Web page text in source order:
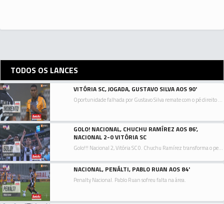
TODOS OS LANCES
VITÓRIA SC, JOGADA, GUSTAVO SILVA AOS 90'
Oportunidade falhada por Gustavo Silva remate com o pé direito de fora da área de livre directo.
GOLO! NACIONAL, CHUCHU RAMÍREZ AOS 86',
NACIONAL 2-0 VITÓRIA SC
Golo!!! Nacional 2, Vitória SC 0. Chuchu Ramírez transforma o penalty, remate com o pé direito ao lado inferior direito da baliza.
NACIONAL, PENÁLTI, PABLO RUAN AOS 84'
Penalty Nacional. Pablo Ruan sofreu falta na área.